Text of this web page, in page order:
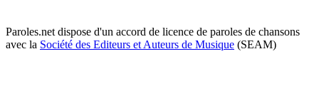
Paroles.net dispose d'un accord de licence de paroles de chansons
avec la Société des Editeurs et Auteurs de Musique (SEAM)